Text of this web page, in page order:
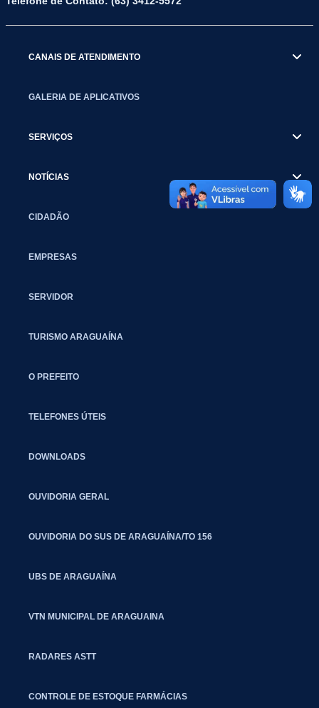
CANAIS DE ATENDIMENTO
GALERIA DE APLICATIVOS
SERVIÇOS
NOTÍCIAS
CIDADÃO
EMPRESAS
SERVIDOR
TURISMO ARAGUAÍNA
O PREFEITO
TELEFONES ÚTEIS
DOWNLOADS
OUVIDORIA GERAL
OUVIDORIA DO SUS DE ARAGUAÍNA/TO 156
UBS DE ARAGUAÍNA
VTN MUNICIPAL DE ARAGUAINA
RADARES ASTT
CONTROLE DE ESTOQUE FARMÁCIAS